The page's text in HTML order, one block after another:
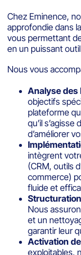
Chez Eminence,
approfondie dans
vous permettant
en un puissant
Nous vous
Analyse des
objectifs
plateforme
qu’il
d’améliorer
intègrent
(CRM, outils
commerce)
fluide et
Nous
et un
garantir leur
Activation
exploitables,